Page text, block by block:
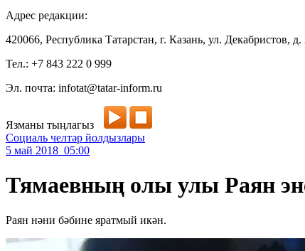
Адрес редакции:
420066, Республика Татарстан, г. Казань, ул. Декабристов, д.
Тел.: +7 843 222 0 999
Эл. почта: infotat@tatar-inform.ru
Язманы тыңлагыз
Социаль челтәр йолдызлары
5 май 2018 05:00
Тямаевның олы улы Раян
Раян нәни бәбине яратмый икән.